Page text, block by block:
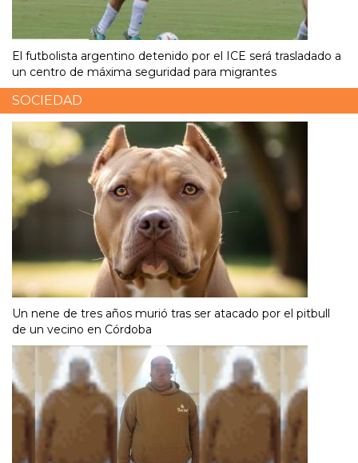
El futbolista argentino detenido por el ICE será trasladado a
un centro de máxima seguridad para migrantes
SOCIEDAD
Un nene de tres años murió tras ser atacado por el pitbull
de un vecino en Córdoba